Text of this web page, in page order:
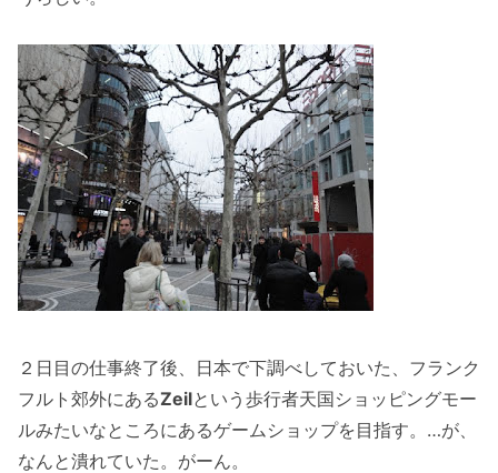
２日目の仕事終了後、日本で下調べしておいた、フランク
フルト郊外にあるZeilという歩行者天国ショッピングモー
ルみたいなところにあるゲームショップを目指す。…が、
なんと潰れていた。がーん。